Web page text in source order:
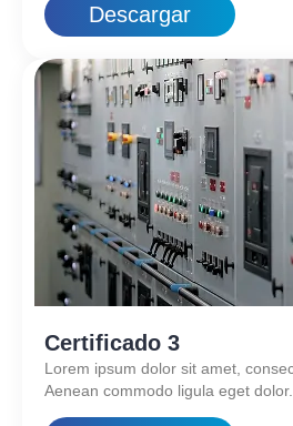
Descargar
Certificado 3
Lorem ipsum dolor sit amet,
Aenean commodo ligula eget